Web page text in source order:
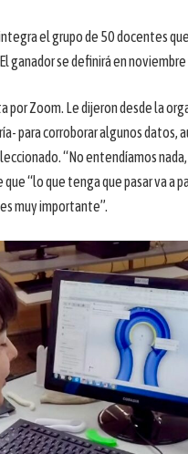
el grupo de 50 docentes
ganador se definirá en
por Zoom. Le dijeron desde la
para corroborar algunos datos,
“No entendíamos
“lo que tenga que pasar va a
muy importante”.